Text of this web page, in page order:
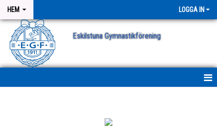
HEM LOGGA IN
Eskilstuna Gymnastikförening